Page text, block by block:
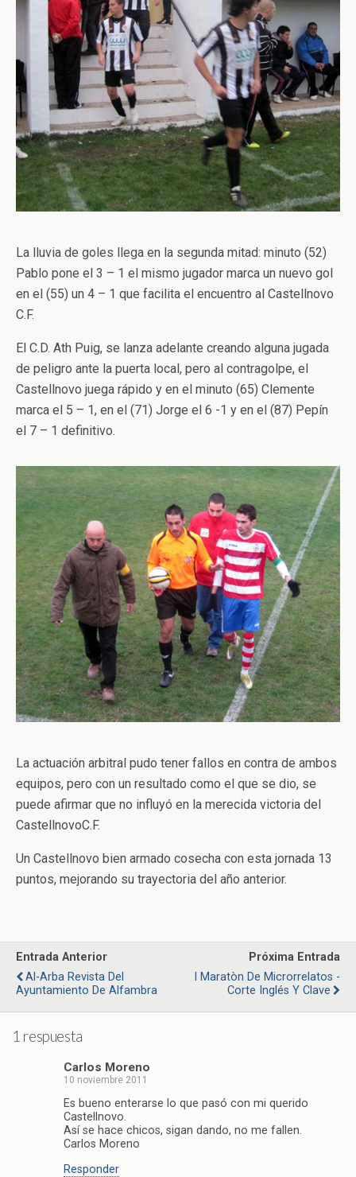
La lluvia de goles llega en la segunda mitad: minuto (52)
Pablo pone el 3 – 1 el mismo jugador marca un nuevo gol
en el (55) un 4 – 1 que facilita el encuentro al Castellnovo
C.F.
El C.D. Ath Puig, se lanza adelante creando alguna jugada
de peligro ante la puerta local, pero al contragolpe, el
Castellnovo juega rápido y en el minuto (65) Clemente
marca el 5 – 1, en el (71) Jorge el 6 -1 y en el (87) Pepín
el 7 – 1 definitivo.
La actuación arbitral pudo tener fallos en contra de ambos
equipos, pero con un resultado como el que se dio, se
puede afirmar que no influyó en la merecida victoria del
CastellnovoC.F.
Un Castellnovo bien armado cosecha con esta jornada 13
puntos, mejorando su trayectoria del año anterior.
Entrada Anterior
Al-Arba Revista Del
Ayuntamiento De Alfambra
Próxima Entrada
I Maratòn De Microrrelatos -
Corte Inglés Y Clave
1 respuesta
Carlos Moreno
10 noviembre 2011
Es bueno enterarse lo que pasó con mi querido
Castellnovo.
Así se hace chicos, sigan dando, no me fallen.
Carlos Moreno
Responder